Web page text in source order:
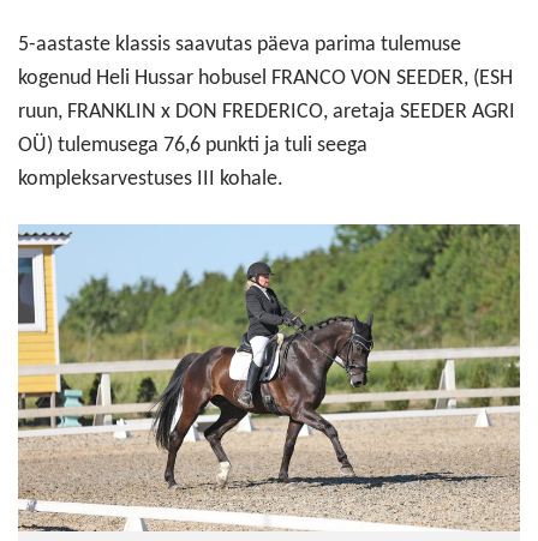
5-aastaste klassis saavutas päeva parima tulemuse
kogenud Heli Hussar hobusel FRANCO VON SEEDER, (ESH
ruun, FRANKLIN x DON FREDERICO, aretaja SEEDER AGRI
OÜ) tulemusega 76,6 punkti ja tuli seega
kompleksarvestuses III kohale.